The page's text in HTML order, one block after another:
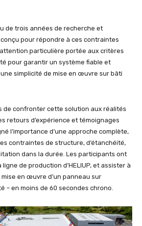
de trois années de recherche et
pour répondre à ces contraintes
particulière portée aux critères
pour garantir un système fiable et
simplicité de mise en œuvre sur bâti
de confronter cette solution aux réalités
retours d’expérience et témoignages
l’importance d’une approche complète,
contraintes de structure, d’étanchéité,
dans la durée. Les participants ont
de production d’HELIUP, et assister à
en œuvre d’un panneau sur
– en moins de 60 secondes chrono.